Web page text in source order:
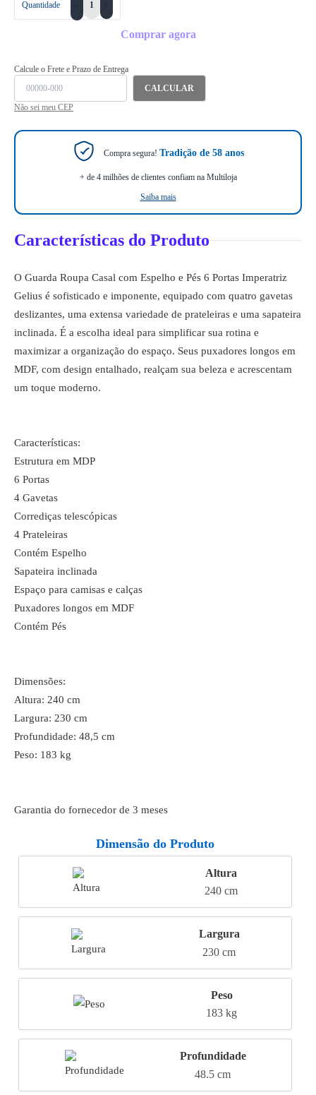
Quantidade
Comprar agora
Calcule o Frete e Prazo de Entrega
CALCULAR
Não sei meu CEP
Compra segura! Tradição de 58 anos
+ de 4 milhões de clientes confiam na Multiloja
Saiba mais
Características do Produto
O Guarda Roupa Casal com Espelho e Pés 6 Portas Imperatriz
Gelius é sofisticado e imponente, equipado com quatro gavetas
deslizantes, uma extensa variedade de prateleiras e uma sapateira
inclinada. É a escolha ideal para simplificar sua rotina e
maximizar a organização do espaço. Seus puxadores longos em
MDF, com design entalhado, realçam sua beleza e acrescentam
um toque moderno.
Características:
Estrutura em MDP
6 Portas
4 Gavetas
Corrediças telescópicas
4 Prateleiras
Contém Espelho
Sapateira inclinada
Espaço para camisas e calças
Puxadores longos em MDF
Contém Pés
Dimensões:
Altura: 240 cm
Largura: 230 cm
Profundidade: 48,5 cm
Peso: 183 kg
Garantia do fornecedor de 3 meses
Dimensão do Produto
Altura
240 cm
Largura
230 cm
Peso
183 kg
Profundidade
48.5 cm